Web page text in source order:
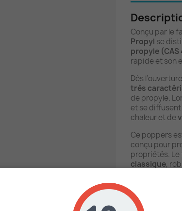
Conçu par le
Propyl se
propyle (CAS
rapide et son
Dès
très
de propyle.
et se
chaleur et de
Ce poppers
conçu pour
propriétés.
classique,
hermétique
puissance du